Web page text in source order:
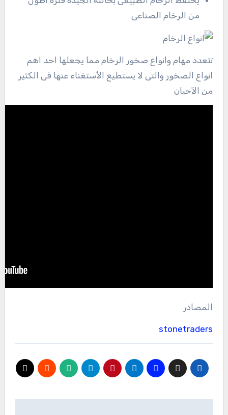
من الرخام الصناعى
تتعدد مهام وانواع صخور الرخام مما يجعلها احد اهم
انواع الصخور والتى لا يستطيع الأستغناء عنها فى الكثير
من الآحيان
المصادر
stonetraders